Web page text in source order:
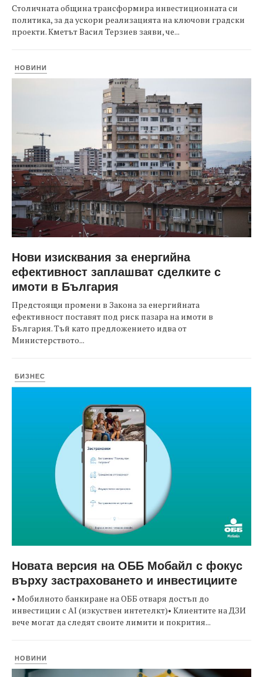
Столичната община трансформира инвестиционната си
политика, за да ускори реализацията на ключови градски
проекти. Кметът Васил Терзиев заяви, че...
НОВИНИ
Нови изисквания за енергийна
ефективност заплашват сделките с
имоти в България
Предстоящи промени в Закона за енергийната
ефективност поставят под риск пазара на имоти в
България. Тъй като предложението идва от
Министерството...
БИЗНЕС
Новата версия на ОББ Мобайл с фокус
върху застраховането и инвестициите
• Мобилното банкиране на ОББ отваря достъп до
инвестиции с AI (изкуствен интетелкт)• Клиентите на ДЗИ
вече могат да следят своите лимити и покрития...
НОВИНИ